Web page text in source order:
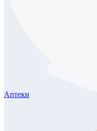
Аптеки